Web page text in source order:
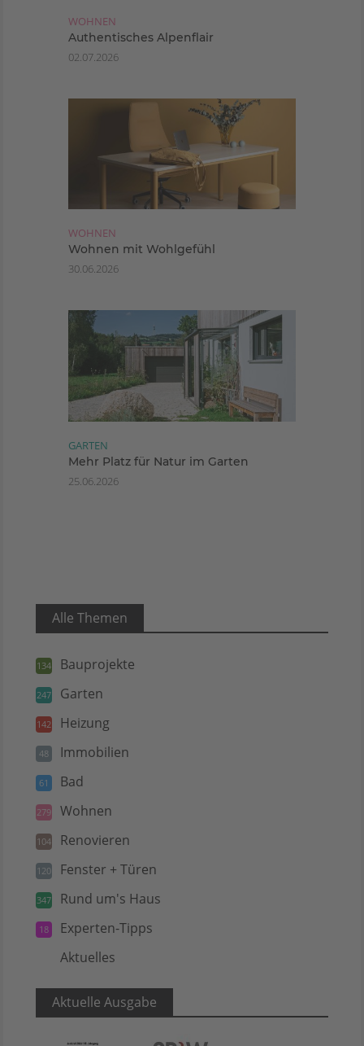
WOHNEN
Authentisches Alpenflair
02.07.2026
WOHNEN
Wohnen mit Wohlgefühl
30.06.2026
GARTEN
Mehr Platz für Natur im Garten
25.06.2026
Alle Themen
134 Bauprojekte
247 Garten
142 Heizung
48 Immobilien
61 Bad
279 Wohnen
104 Renovieren
120 Fenster + Türen
347 Rund um's Haus
18 Experten-Tipps
Aktuelles
Aktuelle Ausgabe